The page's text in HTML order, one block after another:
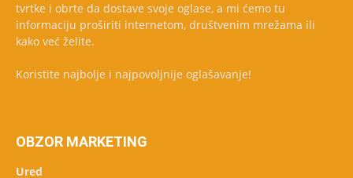
tvrtke i obrte da dostave svoje oglase, a mi ćemo tu
informaciju proširiti internetom, društvenim mrežama ili
kako već želite.
Koristite najbolje i najpovoljnije oglašavanje!
OBZOR MARKETING
Ured